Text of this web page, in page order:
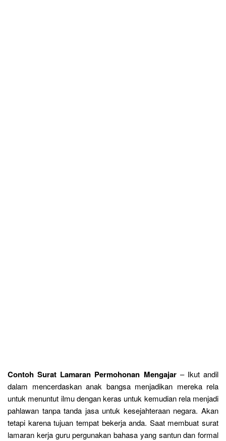
Contoh Surat Lamaran Permohonan Mengajar– Ikut andil
dalam mencerdaskan anak bangsa menjadikan mereka rela
untuk menuntut ilmu dengan keras untuk kemudian rela menjadi
pahlawan tanpa tanda jasa untuk kesejahteraan negara. Akan
tetapi karena tujuan tempat bekerja anda. Saat membuat surat
lamaran kerja guru pergunakan bahasa yang santun dan formal